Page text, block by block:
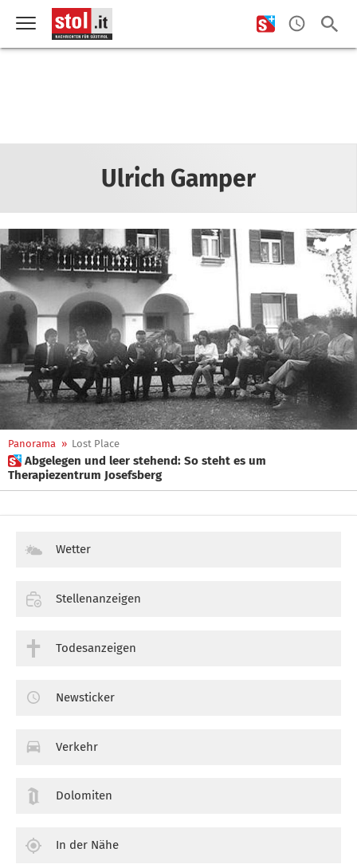
Ulrich Gamper
Panorama » Lost Place
 Abgelegen und leer stehend: So steht es um
Therapiezentrum Josefsberg
Wetter
Stellenanzeigen
Todesanzeigen
Newsticker
Verkehr
Dolomiten
In der Nähe